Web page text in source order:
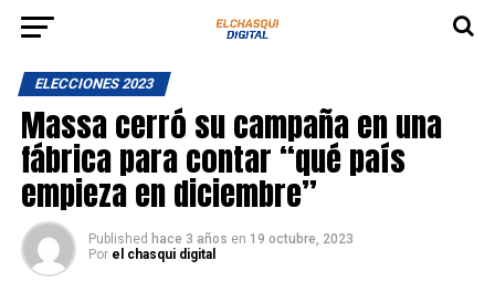
ELECCIONES 2023
Massa cerró su campaña en una
fábrica para contar “qué país
empieza en diciembre”
Published hace 3 años en 19 octubre, 2023
Por el chasqui digital